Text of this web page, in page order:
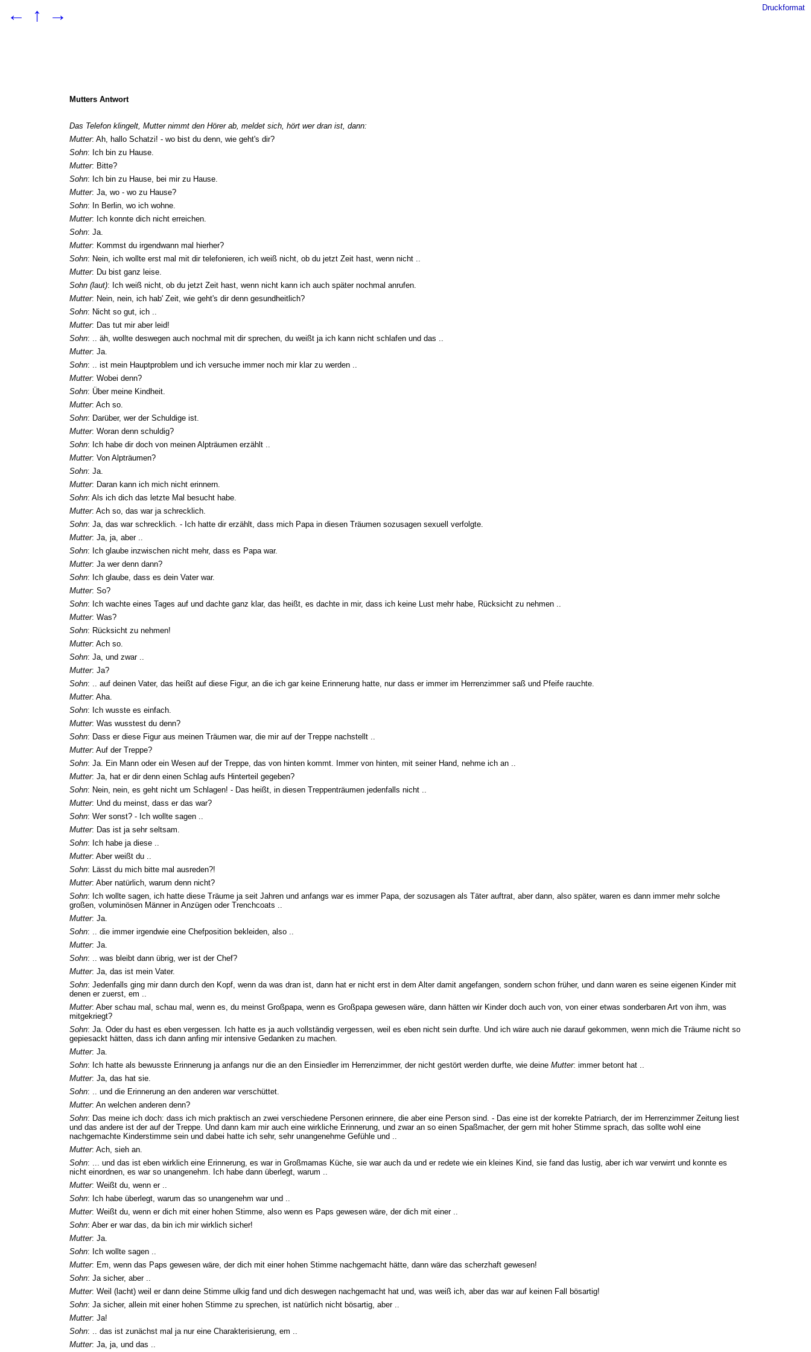
← ↑ → Druckformat
Mutters Antwort
Das Telefon klingelt, Mutter nimmt den Hörer ab, meldet sich, hört wer dran ist, dann:
Mutter: Ah, hallo Schatzi! - wo bist du denn, wie geht's dir?
Sohn: Ich bin zu Hause.
Mutter: Bitte?
Sohn: Ich bin zu Hause, bei mir zu Hause.
Mutter: Ja, wo - wo zu Hause?
Sohn: In Berlin, wo ich wohne.
Mutter: Ich konnte dich nicht erreichen.
Sohn: Ja.
Mutter: Kommst du irgendwann mal hierher?
Sohn: Nein, ich wollte erst mal mit dir telefonieren, ich weiß nicht, ob du jetzt Zeit hast, wenn nicht ..
Mutter: Du bist ganz leise.
Sohn (laut): Ich weiß nicht, ob du jetzt Zeit hast, wenn nicht kann ich auch später nochmal anrufen.
Mutter: Nein, nein, ich hab' Zeit, wie geht's dir denn gesundheitlich?
Sohn: Nicht so gut, ich ..
Mutter: Das tut mir aber leid!
Sohn: .. äh, wollte deswegen auch nochmal mit dir sprechen, du weißt ja ich kann nicht schlafen und das ..
Mutter: Ja.
Sohn: .. ist mein Hauptproblem und ich versuche immer noch mir klar zu werden ..
Mutter: Wobei denn?
Sohn: Über meine Kindheit.
Mutter: Ach so.
Sohn: Darüber, wer der Schuldige ist.
Mutter: Woran denn schuldig?
Sohn: Ich habe dir doch von meinen Alpträumen erzählt ..
Mutter: Von Alpträumen?
Sohn: Ja.
Mutter: Daran kann ich mich nicht erinnern.
Sohn: Als ich dich das letzte Mal besucht habe.
Mutter: Ach so, das war ja schrecklich.
Sohn: Ja, das war schrecklich. - Ich hatte dir erzählt, dass mich Papa in diesen Träumen sozusagen sexuell verfolgte.
Mutter: Ja, ja, aber ..
Sohn: Ich glaube inzwischen nicht mehr, dass es Papa war.
Mutter: Ja wer denn dann?
Sohn: Ich glaube, dass es dein Vater war.
Mutter: So?
Sohn: Ich wachte eines Tages auf und dachte ganz klar, das heißt, es dachte in mir, dass ich keine Lust mehr habe, Rücksicht zu nehmen ..
Mutter: Was?
Sohn: Rücksicht zu nehmen!
Mutter: Ach so.
Sohn: Ja, und zwar ..
Mutter: Ja?
Sohn: .. auf deinen Vater, das heißt auf diese Figur, an die ich gar keine Erinnerung hatte, nur dass er immer im Herrenzimmer saß und Pfeife rauchte.
Mutter: Aha.
Sohn: Ich wusste es einfach.
Mutter: Was wusstest du denn?
Sohn: Dass er diese Figur aus meinen Träumen war, die mir auf der Treppe nachstellt ..
Mutter: Auf der Treppe?
Sohn: Ja. Ein Mann oder ein Wesen auf der Treppe, das von hinten kommt. Immer von hinten, mit seiner Hand, nehme ich an ..
Mutter: Ja, hat er dir denn einen Schlag aufs Hinterteil gegeben?
Sohn: Nein, nein, es geht nicht um Schlagen! - Das heißt, in diesen Treppenträumen jedenfalls nicht ..
Mutter: Und du meinst, dass er das war?
Sohn: Wer sonst? - Ich wollte sagen ..
Mutter: Das ist ja sehr seltsam.
Sohn: Ich habe ja diese ..
Mutter: Aber weißt du ..
Sohn: Lässt du mich bitte mal ausreden?!
Mutter: Aber natürlich, warum denn nicht?
Sohn: Ich wollte sagen, ich hatte diese Träume ja seit Jahren und anfangs war es immer Papa, der sozusagen als Täter auftrat, aber dann, also später, waren es dann immer mehr solche
großen, voluminösen Männer in Anzügen oder Trenchcoats ..
Mutter: Ja.
Sohn: .. die immer irgendwie eine Chefposition bekleiden, also ..
Mutter: Ja.
Sohn: .. was bleibt dann übrig, wer ist der Chef?
Mutter: Ja, das ist mein Vater.
Sohn: Jedenfalls ging mir dann durch den Kopf, wenn da was dran ist, dann hat er nicht erst in dem Alter damit angefangen, sondern schon früher, und dann waren es seine eigenen Kinder mit
denen er zuerst, em ..
Mutter: Aber schau mal, schau mal, wenn es, du meinst Großpapa, wenn es Großpapa gewesen wäre, dann hätten wir Kinder doch auch von, von einer etwas sonderbaren Art von ihm, was
mitgekriegt?
Sohn: Ja. Oder du hast es eben vergessen. Ich hatte es ja auch vollständig vergessen, weil es eben nicht sein durfte. Und ich wäre auch nie darauf gekommen, wenn mich die Träume nicht so
gepiesackt hätten, dass ich dann anfing mir intensive Gedanken zu machen.
Mutter: Ja.
Sohn: Ich hatte als bewusste Erinnerung ja anfangs nur die an den Einsiedler im Herrenzimmer, der nicht gestört werden durfte, wie deine Mutter: immer betont hat ..
Mutter: Ja, das hat sie.
Sohn: .. und die Erinnerung an den anderen war verschüttet.
Mutter: An welchen anderen denn?
Sohn: Das meine ich doch: dass ich mich praktisch an zwei verschiedene Personen erinnere, die aber eine Person sind. - Das eine ist der korrekte Patriarch, der im Herrenzimmer Zeitung liest
und das andere ist der auf der Treppe. Und dann kam mir auch eine wirkliche Erinnerung, und zwar an so einen Spaßmacher, der gern mit hoher Stimme sprach, das sollte wohl eine
nachgemachte Kinderstimme sein und dabei hatte ich sehr, sehr unangenehme Gefühle und ..
Mutter: Ach, sieh an.
Sohn: ... und das ist eben wirklich eine Erinnerung, es war in Großmamas Küche, sie war auch da und er redete wie ein kleines Kind, sie fand das lustig, aber ich war verwirrt und konnte es
nicht einordnen, es war so unangenehm. Ich habe dann überlegt, warum ..
Mutter: Weißt du, wenn er ..
Sohn: Ich habe überlegt, warum das so unangenehm war und ..
Mutter: Weißt du, wenn er dich mit einer hohen Stimme, also wenn es Paps gewesen wäre, der dich mit einer ..
Sohn: Aber er war das, da bin ich mir wirklich sicher!
Mutter: Ja.
Sohn: Ich wollte sagen ..
Mutter: Em, wenn das Paps gewesen wäre, der dich mit einer hohen Stimme nachgemacht hätte, dann wäre das scherzhaft gewesen!
Sohn: Ja sicher, aber ..
Mutter: Weil (lacht) weil er dann deine Stimme ulkig fand und dich deswegen nachgemacht hat und, was weiß ich, aber das war auf keinen Fall bösartig!
Sohn: Ja sicher, allein mit einer hohen Stimme zu sprechen, ist natürlich nicht bösartig, aber ..
Mutter: Ja!
Sohn: .. das ist zunächst mal ja nur eine Charakterisierung, em ..
Mutter: Ja, ja, und das ..